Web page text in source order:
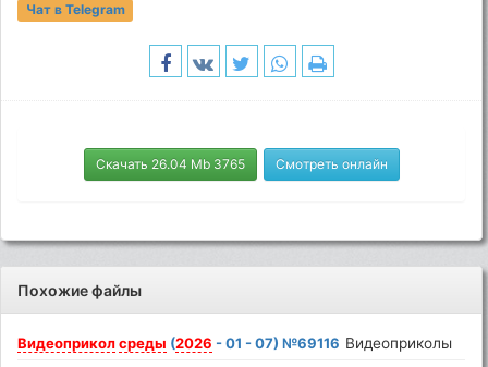
Чат в Telegram
Скачать 26.04 Mb 3765 Смотреть онлайн
Похожие файлы
Видеоприкол среды (2026 - 01 - 07) №69116 Видеоприколы